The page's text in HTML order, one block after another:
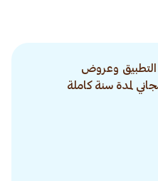
التطبيق وعروض
لمدة سنة كاملة